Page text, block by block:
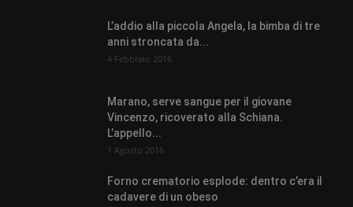
L’addio alla piccola Angela, la bimba di tre
anni stroncata da...
4 Febbraio 2016
Marano, serve sangue per il giovane
Vincenzo, ricoverato alla Schiana.
L’appello...
1 Agosto 2016
Forno crematorio esplode: dentro c’era il
cadavere di un obeso